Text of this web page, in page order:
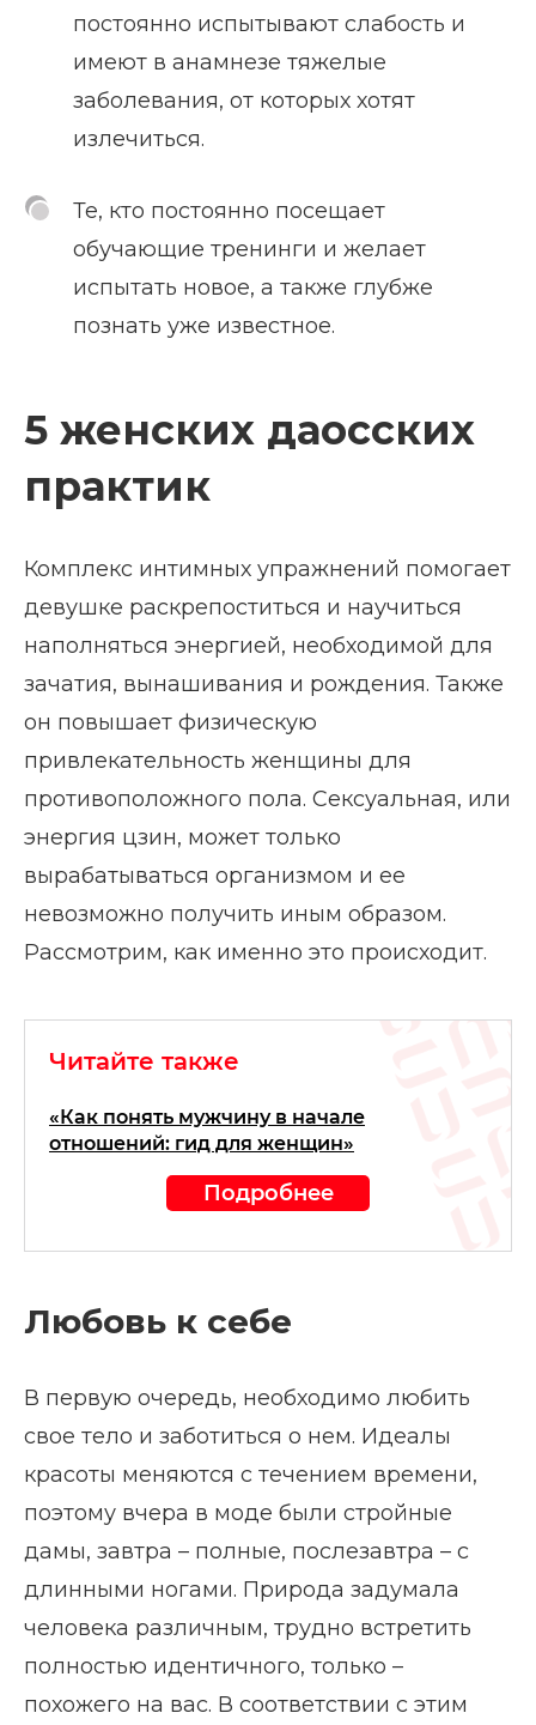
постоянно испытывают слабость и
имеют в анамнезе тяжелые
заболевания, от которых хотят
излечиться.
Те, кто постоянно посещает
обучающие тренинги и желает
испытать новое, а также глубже
познать уже известное.
5 женских даосских
практик
Комплекс интимных упражнений помогает
девушке раскрепоститься и научиться
наполняться энергией, необходимой для
зачатия, вынашивания и рождения. Также
он повышает физическую
привлекательность женщины для
противоположного пола. Сексуальная, или
энергия цзин, может только
вырабатываться организмом и ее
невозможно получить иным образом.
Рассмотрим, как именно это происходит.
Читайте также
«Как понять мужчину в начале
отношений: гид для женщин»
Подробнее
Любовь к себе
В первую очередь, необходимо любить
свое тело и заботиться о нем. Идеалы
красоты меняются с течением времени,
поэтому вчера в моде были стройные
дамы, завтра – полные, послезавтра – с
длинными ногами. Природа задумала
человека различным, трудно встретить
полностью идентичного, только –
похожего на вас. В соответствии с этим